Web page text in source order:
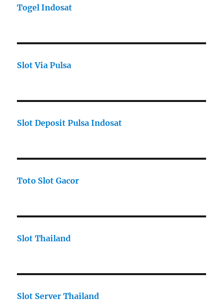
Togel Indosat
Slot Via Pulsa
Slot Deposit Pulsa Indosat
Toto Slot Gacor
Slot Thailand
Slot Server Thailand